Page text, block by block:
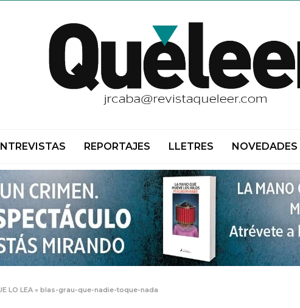
REPORTAJES LLETRES NOVEDADES
LO LEA »blas-grau-que-nadie-toque-nada